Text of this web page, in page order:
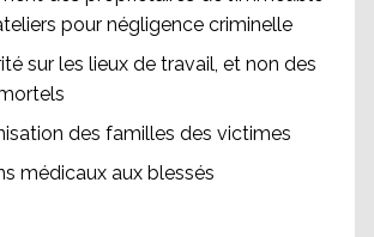
pour négligence criminelle
sur les lieux de travail, et non des
des familles des victimes
médicaux aux blessés